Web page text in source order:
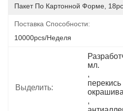
Пакет По Картонной Форме,
Поставка Способности:
10000pcs/неделя
Выделить:
мл.
,
,